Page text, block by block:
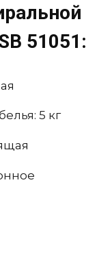
51051:
5 кг